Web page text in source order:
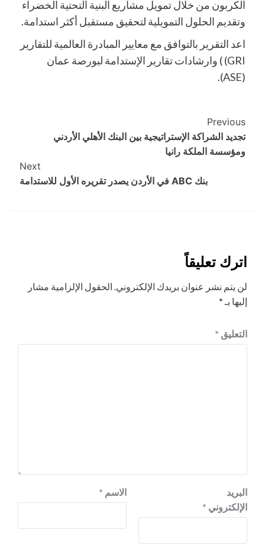
الكربون من خلال تمويل مشاريع البنية التحتية الخضراء
وتقديم الحلول التمويلية لتحقيق مستقبل أكثر استدامة.
اعد التقرير بالتوافق مع معايير المبادرة العالمية للتقارير
GRI) ) وارشادات تقارير الإستدامة لبورصة عمان
(ASE).
Post
Navigation
Previous
تجديد الشراكة الإستراتيجية بين البنك الأهلي الأردني
ومؤسسة الملكة رانيا
Next
بنك ABC في الأردن يصدر تقريره الأول للاستدامة
اترك تعليقاً
لن يتم نشر عنوان بريدك الإلكتروني. الحقول الإلزامية مشار
إليها بـ *
التعليق *
الاسم *
البريد
الإلكتروني *